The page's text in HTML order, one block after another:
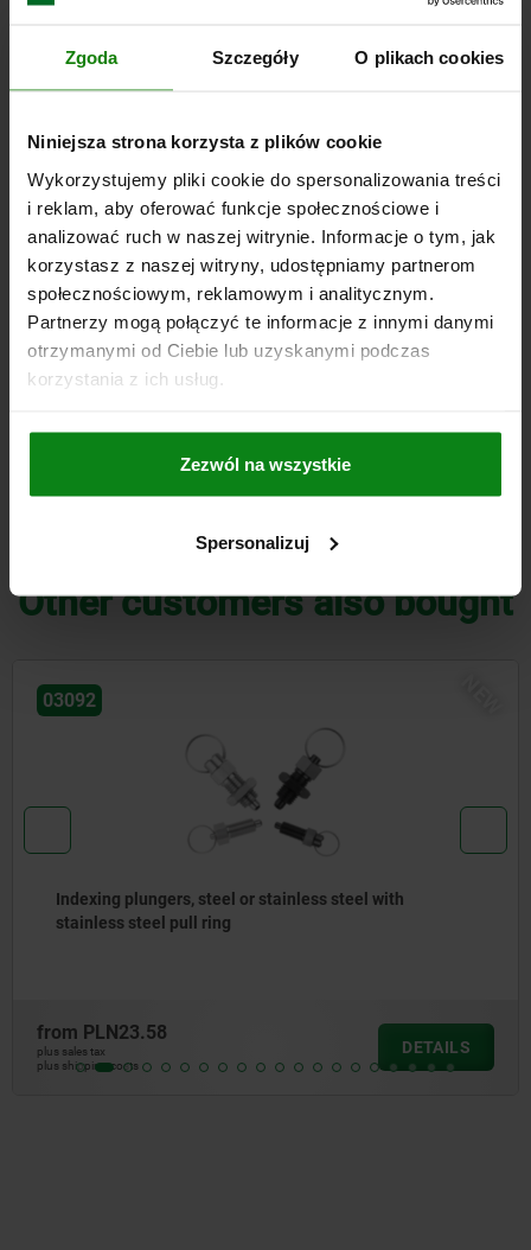
Zgoda Szczegóły O plikach cookies
Niniejsza strona korzysta z plików cookie
Wykorzystujemy pliki cookie do spersonalizowania treści
i reklam, aby oferować funkcje społecznościowe i
analizować ruch w naszej witrynie. Informacje o tym, jak
korzystasz z naszej witryny, udostępniamy partnerom
społecznościowym, reklamowym i analitycznym.
Partnerzy mogą połączyć te informacje z innymi danymi
otrzymanymi od Ciebie lub uzyskanymi podczas
korzystania z ich usług.
Zezwól na wszystkie
Spersonalizuj
CAM CLAMP WITH END CLAMPING D=M12 QT STEEL,
L2=45 L3=37 L4=45 B=43 B1=40 B2=14,5 S=25
H2=48
D1=30 D2=7 A=19 SW=19
Order number:04330-12
PLN821.34
plus sales tax
DETAILS
Other customers also bought
DETAILS
Indexing plungers, steel or stainless
plus shipping costs